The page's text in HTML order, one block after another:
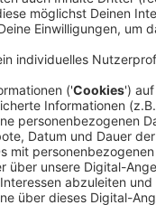
sind nur das
der Welt gibt es viele
Acker,
Einsatzkräften des
Selbst im
Infos zu den
in diesem Podcast
19:17 / 32min
Stirn, eine